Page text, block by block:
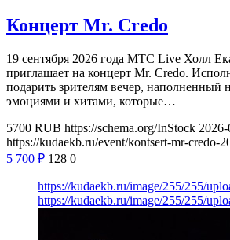
Концерт Mr. Credo
19 сентября 2026 года МТС Live Холл
приглашает на концерт Mr. Credo.
подарить зрителям вечер, наполненный
эмоциями и хитами, которые…
5700 RUB https://schema.org/InStock
https://kudaekb.ru/event/kontsert-mr-credo-
5 700 ₽ 128 0
https://kudaekb.ru/image/255/255/
https://kudaekb.ru/image/255/255/